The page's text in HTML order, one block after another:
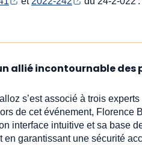
un allié incontournable
s’est associé à trois
de cet événement, Florence
interface intuitive et sa base
en garantissant une sécurité